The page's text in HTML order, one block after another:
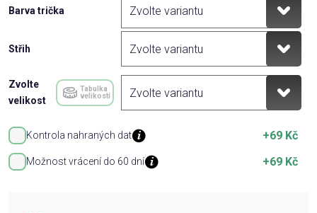
Barva trička
Střih
Zvolte
velikost
Tabulka
velikostí
Kontrola nahraných dat +69 Kč
Možnost vrácení do 60 dní +69 Kč